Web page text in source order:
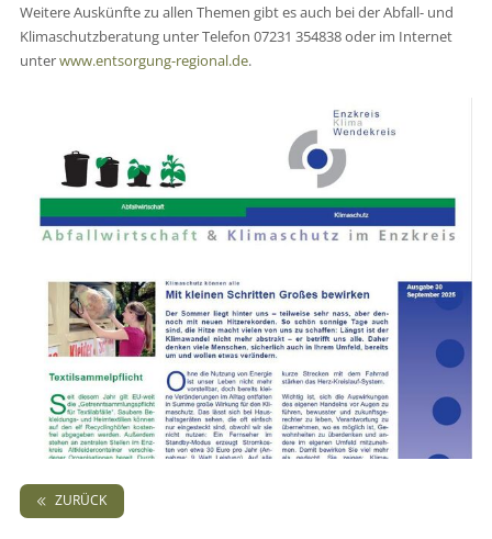
Weitere Auskünfte zu allen Themen gibt es auch bei der Abfall- und
Klimaschutzberatung unter Telefon 07231 354838 oder im Internet
unterwww.entsorgung-regional.de.
ZURÜCK